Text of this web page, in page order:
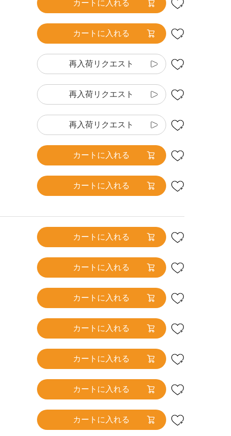
カートに入れる
カートに入れる
再入荷リクエスト
再入荷リクエスト
再入荷リクエスト
カートに入れる
カートに入れる
カートに入れる
カートに入れる
カートに入れる
カートに入れる
カートに入れる
カートに入れる
カートに入れる